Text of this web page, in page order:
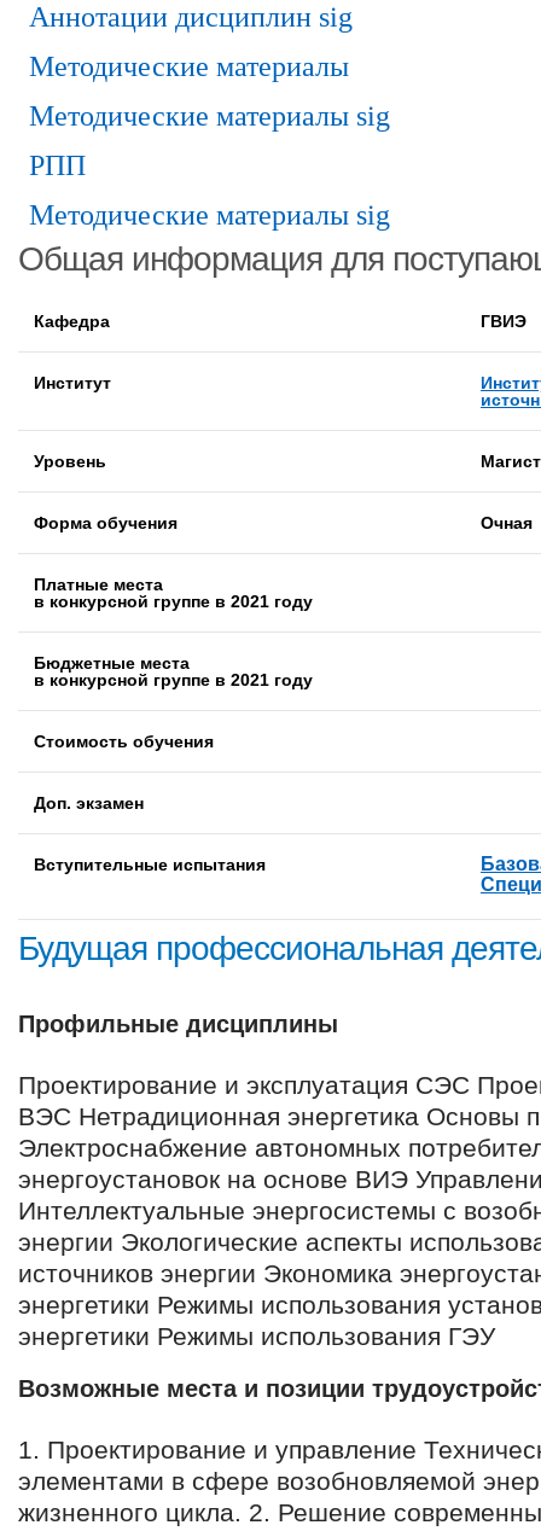
Аннотации дисциплин sig
Методические материалы
Методические материалы sig
РПП
Методические материалы sig
Общая информация для
Кафедра ГВИЭ
Институт
Уровень
Форма обучения Очная
Платные места
в конкурсной группе в 2021 году
Бюджетные места
в конкурсной группе в 2021 году
Стоимость обучения
Доп. экзамен
Вступительные испытания
Будущая профессиональная
Профильные дисциплины
Проектирование и эксплуатация СЭС
ВЭС Нетрадиционная энергетика Основы
Электроснабжение автономных
энергоустановок на основе ВИЭ
Интеллектуальные энергосистемы с
энергии Экологические аспекты
источников энергии Экономика
энергетики Режимы использования
энергетики Режимы использования ГЭУ
Возможные места и позиции
1. Проектирование и управление
элементами в сфере возобновляемой
жизненного цикла. 2. Решение